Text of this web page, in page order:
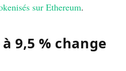
sur Ethereum.
9,5 % change